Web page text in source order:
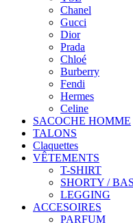
Chanel
Gucci
Dior
Prada
Chloé
Burberry
Fendi
Hermes
Celine
SACOCHE HOMME
TALONS
Claquettes
VÊTEMENTS
T-SHIRT
SHORTY / BAS
LEGGING
ACCESOIRES
PARFUM